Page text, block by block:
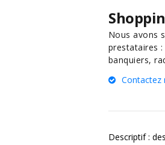
Nous avons
prestataires
banquiers,
Contactez
Descriptif :